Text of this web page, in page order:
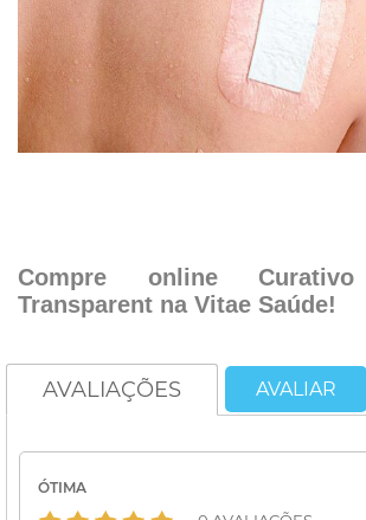
Compre online Curativo
Transparent na Vitae Saúde!
AVALIAÇÕES AVALIAR
ÓTIMA